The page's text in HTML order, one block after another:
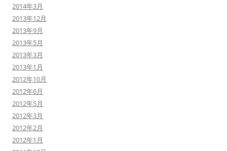
2014年3月
2013年12月
2013年9月
2013年5月
2013年3月
2013年1月
2012年10月
2012年6月
2012年5月
2012年3月
2012年2月
2012年1月